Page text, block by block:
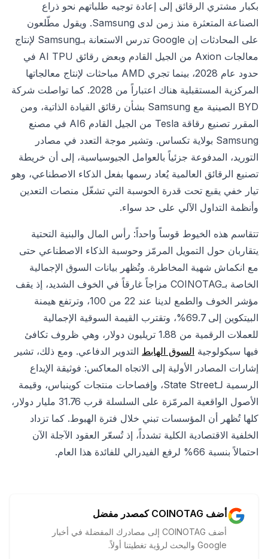
بكبار مشتري الرقائق إلى إعادة توجيه طلباتهم نحو ذراع
الصناعة المتعثرة منذ زمن لدى Samsung. ويقول مطّلعون
على المحادثات إن Google تدرس الاستعانة بـSamsung لإنتاج
معالجات Axion من الجيل القادم وبعض رقائق AI TPU في
حدود عام 2028، بينما تجري AMD مباحثات لإنتاج معالجاتها
المركزية المستقبلية هناك اعتباراً من 2028. كما تواصلت شركة
BYD الصينية مع Samsung بشأن رقائق القيادة الذاتية، ومن
المقرر تصنيع رقاقة Tesla من الجيل القادم AI6 في مصنع
Samsung بولاية تكساس. وتشير موجة التعدد في مصادر
التوريد، المدفوعة جزئياً بالعوامل الجيوسياسية، إلى أن خريطة
تصنيع الرقائق العالمية يُعاد رسمها بفعل الذكاء الاصطناعي، وهو
تيار خفي يقبع تحت قدرة الحوسبة التي تشغّل منصات التعدين
وأنظمة التداول الآلي على حد سواء.
تتقاسم هذه الخيوط قوساً واحداً: رأس المال والبنية التحتية
يتقاربان حول التمويل المرمّز وحوسبة الذكاء الاصطناعي حتى
مع انكماش شهية المخاطرة. وتُظهر بيانات السوق الإجمالية
الخاصة بـCOINOTAG مزاجاً غارقاً في الخوف الشديد، إذ يقف
مؤشر الخوف والطمع لدينا عند 22 من 100، وترتفع هيمنة
البيتكوين إلى 69.7%، وتقترب القيمة السوقية الإجمالية
للعملات الرقمية من 1.88 تريليون دولار، وهي ظروف تكافئ
فيها سيكولوجية السوق الهابط التدوير الدفاعي. ومع ذلك، تشير
إشارات المصادر الأولية إلى الاتجاه المعاكس: فوثيقة الإيداع
الرسمية لـState Street، وإفصاحات منتجات كوينباس، وقيمة
الأصول الواقعية المرمّزة على السلسلة قرب 31.76 مليار دولار،
كلها تُظهر أن المؤسسات تبني خلال فترة الهبوط. كما تزداد
الخلفية الاقتصادية الكلية تشدداً، إذ تُسعّر العقود الآجلة الآن
احتمالاً بنسبة 66% لرفع الفيدرالي للفائدة هذا العام.
أضف COINOTAG كمصدر مفضل
أضف COINOTAG إلى مصادرك المفضلة في أخبار
Google والبحث لرؤية تغطيتنا أولاً.